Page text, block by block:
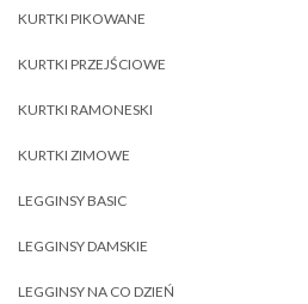
KURTKI PIKOWANE
KURTKI PRZEJŚCIOWE
KURTKI RAMONESKI
KURTKI ZIMOWE
LEGGINSY BASIC
LEGGINSY DAMSKIE
LEGGINSY NA CO DZIEŃ